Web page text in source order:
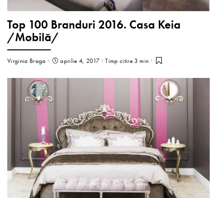
Top 100 Branduri 2016. Casa Keia
/Mobilă/
Virginia Braga aprilie 4, 2017 Timp citire 3 min